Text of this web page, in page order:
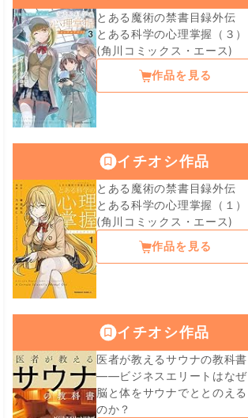
とある魔術の禁書目録外伝
とある科学の心理掌握（３）
(角川コミックス・エース)
作品を見る
イチオシ作品
とある魔術の禁書目録外伝
とある科学の心理掌握（１）
(角川コミックス・エース)
作品を見る
イチオシ作品
医者が教えるサウナの教科書
――ビジネスエリートはなぜ
脳と体をサウナでととのえる
のか？